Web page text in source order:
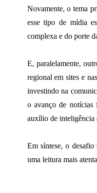
Novamente, o tema
esse tipo de mídia
complexa e do porte
E, paralelamente,
regional em sites e
investindo na
o avanço de notícias
auxílio de inteligência
Em síntese, o
uma leitura mais